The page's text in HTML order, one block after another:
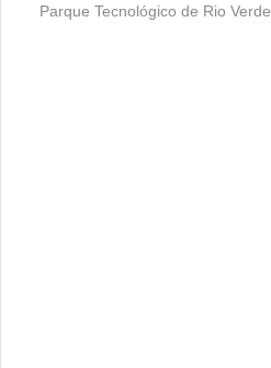
Parque Tecnológico de Rio Verde.